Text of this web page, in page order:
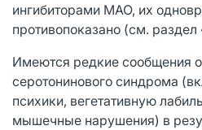
ингибиторами МАО, их
противопоказано (см.
Имеются редкие сообщения
серотонинового синдрома
психики, вегетативную
мышечные нарушения) в